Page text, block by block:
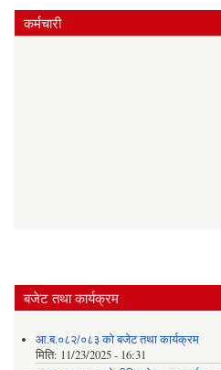
कर्मचारी
बजेट तथा कार्यक्रम
आ.ब.०८२/०८३ को बजेट तथा कार्यक्रम
मिति: 11/23/2025 - 16:31